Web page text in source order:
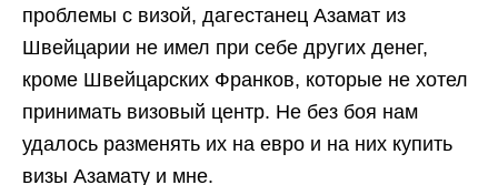
проблемы с визой, дагестанец Азамат из
Швейцарии не имел при себе других денег,
кроме Швейцарских Франков, которые не хотел
принимать визовый центр. Не без боя нам
удалось разменять их на евро и на них купить
визы Азамату и мне.